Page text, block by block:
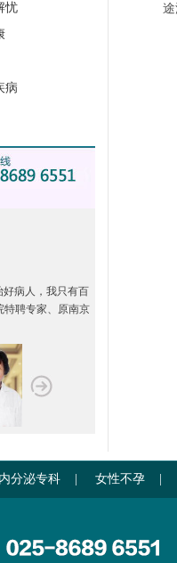
忧
病
好病人，我只有百
特聘专家、原南京
途
内分泌专科 女性不孕